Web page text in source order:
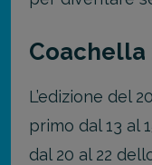
Coachella
L’edizione del
primo dal 13 al
dal 20 al 22